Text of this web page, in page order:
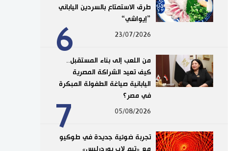
6
طرق الاستمتاع بالسردين الياباني
”إيواشي“
23/07/2026
7
من اللعب إلى بناء المستقبل..
كيف تعيد الشراكة المصرية
اليابانية صياغة الطفولة المبكرة
في مصر؟
05/08/2026
تجربة ضوئية جديدة في طوكيو
مع «تيم لاب بوردرليس»